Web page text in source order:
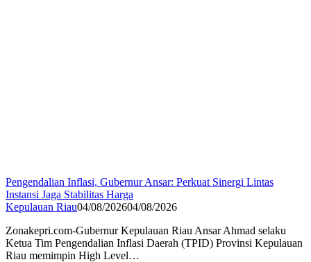
Pengendalian Inflasi, Gubernur Ansar: Perkuat Sinergi Lintas
Instansi Jaga Stabilitas Harga
Kepulauan Riau04/08/202604/08/2026
Zonakepri.com-Gubernur Kepulauan Riau Ansar Ahmad selaku
Ketua Tim Pengendalian Inflasi Daerah (TPID) Provinsi Kepulauan
Riau memimpin High Level…